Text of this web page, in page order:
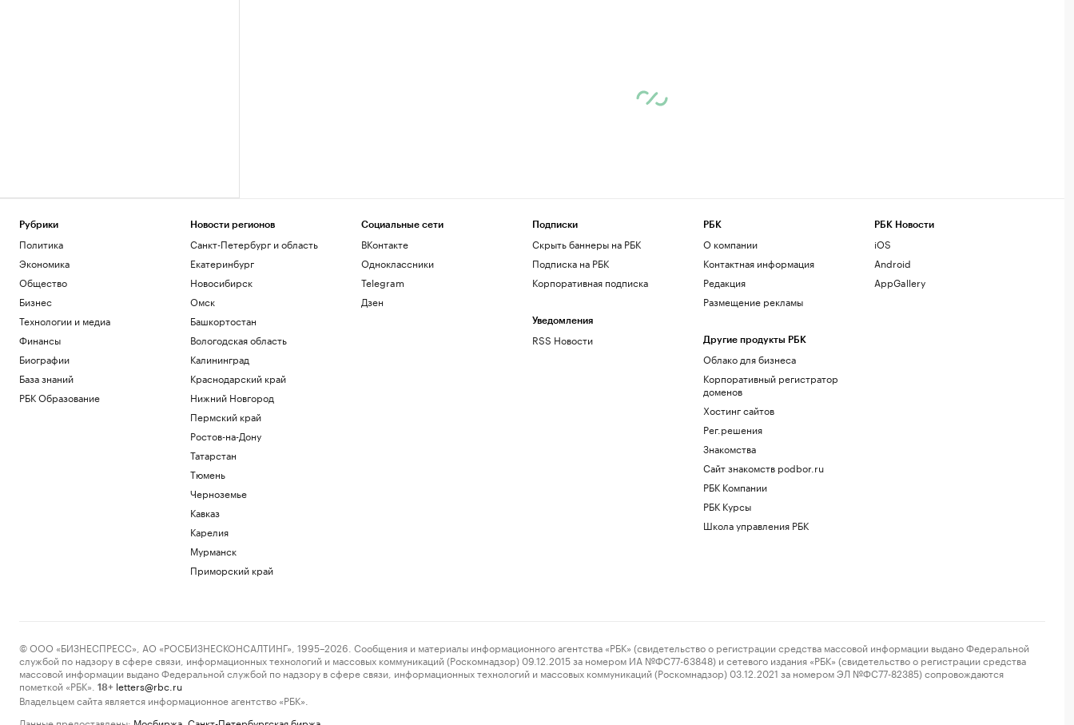
Рубрики
Политика
Экономика
Общество
Бизнес
Технологии и медиа
Финансы
Биографии
База знаний
РБК Образование
Новости регионов
Санкт-Петербург и область
Екатеринбург
Новосибирск
Омск
Башкортостан
Вологодская область
Калининград
Краснодарский край
Нижний Новгород
Пермский край
Ростов-на-Дону
Татарстан
Тюмень
Черноземье
Кавказ
Карелия
Мурманск
Приморский край
Социальные сети
ВКонтакте
Одноклассники
Telegram
Дзен
Подписки
Скрыть баннеры на РБК
Подписка на РБК
Корпоративная подписка
Уведомления
RSS Новости
РБК
О компании
Контактная информация
Редакция
Размещение рекламы
Другие продукты РБК
Облако для бизнеса
Корпоративный регистратор
доменов
Хостинг сайтов
Рег.решения
Знакомства
Сайт знакомств podbor.ru
РБК Компании
РБК Курсы
Школа управления РБК
РБК Новости
iOS
Android
AppGallery
© ООО «БИЗНЕСПРЕСС», АО «РОСБИЗНЕСКОНСАЛТИНГ», 1995–2026. Сообщения и материалы информационного агентства «РБК» (свидетельство о регистрации средства массовой информации выдано Федеральной
службой по надзору в сфере связи, информационных технологий и массовых коммуникаций (Роскомнадзор) 09.12.2015 за номером ИА №ФС77-63848) и сетевого издания «РБК» (свидетельство о регистрации средства
массовой информации выдано Федеральной службой по надзору в сфере связи, информационных технологий и массовых коммуникаций (Роскомнадзор) 03.12.2021 за номером ЭЛ №ФС77-82385) сопровождаются
пометкой «РБК».
18+ letters@rbc.ru
Владельцем сайта является информационное агентство «РБК».